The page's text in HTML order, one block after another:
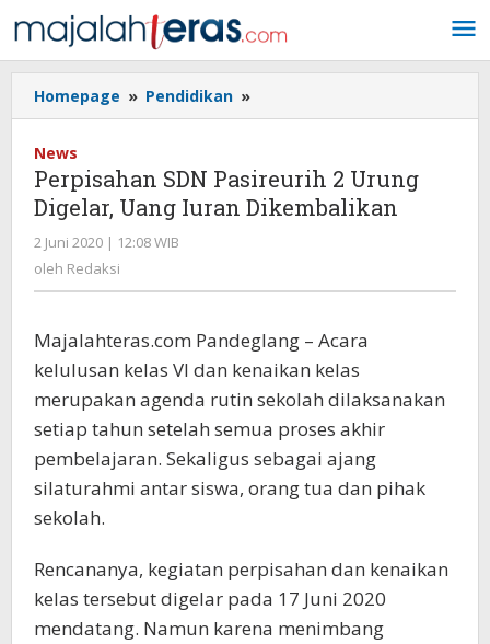
ke
konten
Homepage » Pendidikan »
SDN
2
Urung
Digelar,
News
Perpisahan SDN Pasireurih 2 Urung
Digelar, Uang Iuran Dikembalikan
2 Juni 2020 | 12:08 WIB
oleh Redaksi
Majalahteras.com Pandeglang – Acara
kelulusan kelas VI dan kenaikan kelas
merupakan agenda rutin sekolah dilaksanakan
setiap tahun setelah semua proses akhir
pembelajaran. Sekaligus sebagai ajang
silaturahmi antar siswa, orang tua dan pihak
sekolah.
Rencananya, kegiatan perpisahan dan kenaikan
kelas tersebut digelar pada 17 Juni 2020
mendatang. Namun karena menimbang